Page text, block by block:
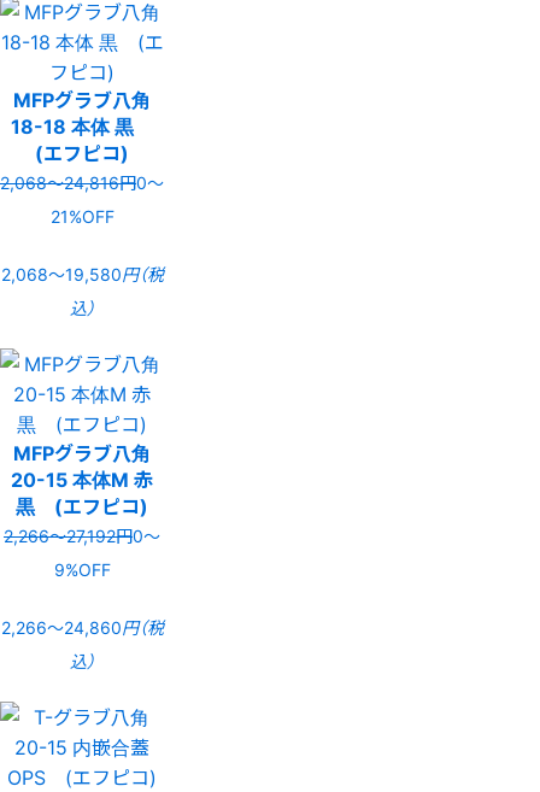
MFPグラブ八角
18-18 本体 黒
(エフピコ)
2,068〜24,816円0〜
21%OFF
2,068〜19,580円（税
込）
MFPグラブ八角
20-15 本体M 赤
黒 (エフピコ)
2,266〜27,192円0〜
9%OFF
2,266〜24,860円（税
込）